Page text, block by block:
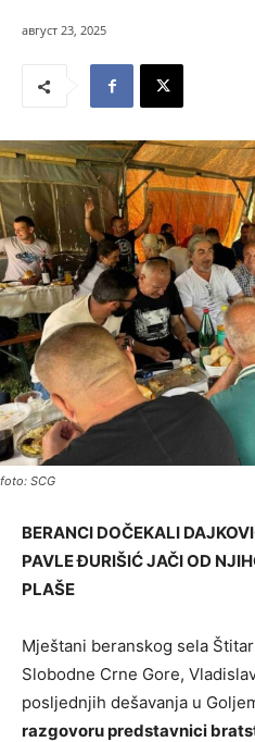
август 23, 2025
foto: SCG
BERANCI DOČEKALI
PAVLE ĐURIŠIĆ JAČI OD
PLAŠE
Mještani beranskog sela
Slobodne Crne Gore,
posljednjih dešavanja u
razgovoru predstavnici